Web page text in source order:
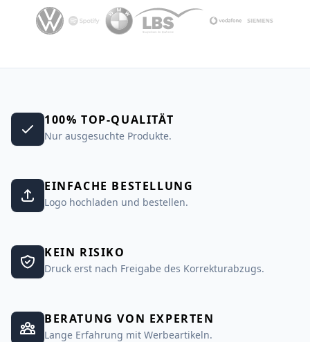
100% TOP-QUALITÄT
Nur ausgesuchte Produkte.
EINFACHE BESTELLUNG
Logo hochladen und bestellen.
KEIN RISIKO
Druck erst nach Freigabe des Korrekturabzugs.
BERATUNG VON EXPERTEN
Lange Erfahrung mit Werbeartikeln.